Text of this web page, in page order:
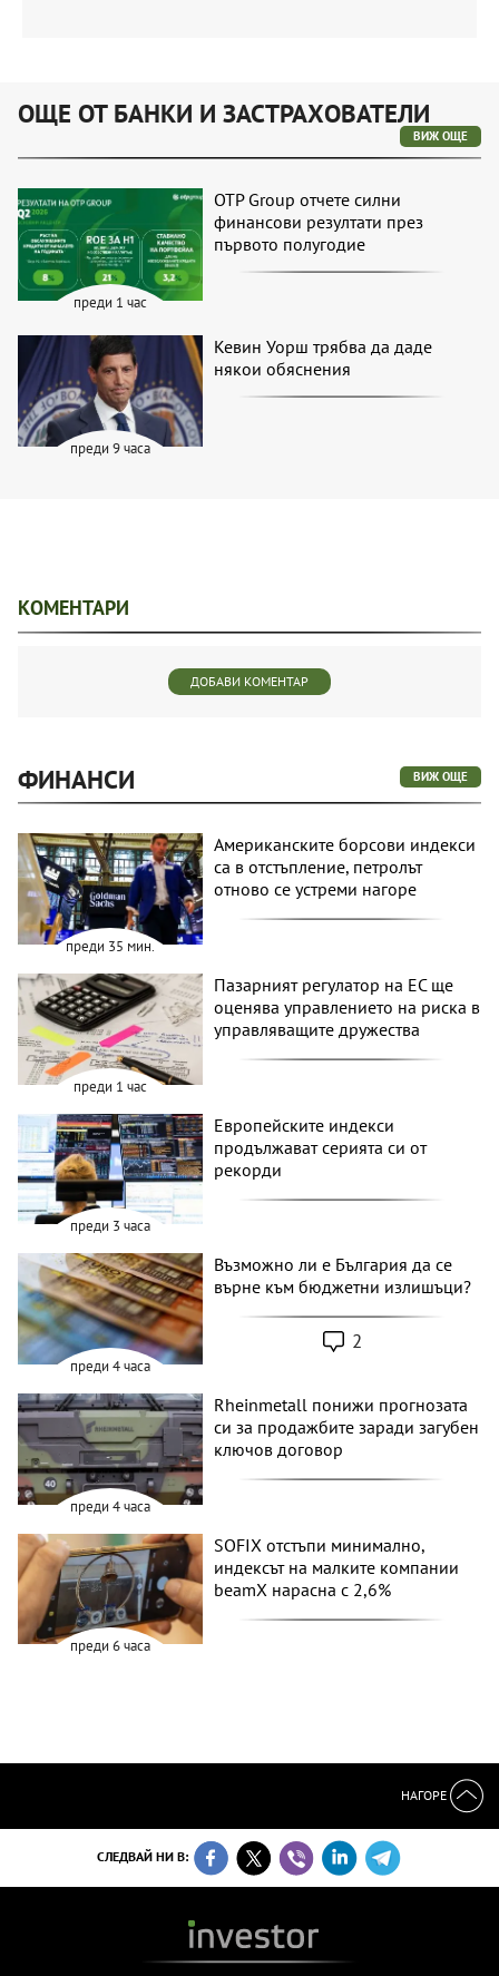
ОЩЕ ОТ БАНКИ И ЗАСТРАХОВАТЕЛИ
ВИЖ ОЩЕ
преди 1 час
OTP Group отчете силни
финансови резултати през
първото полугодие
преди 9 часа
Кевин Уорш трябва да даде
някои обяснения
КОМЕНТАРИ
ДОБАВИ КОМЕНТАР
ФИНАНСИ ВИЖ ОЩЕ
преди 35 мин.
Американските борсови индекси
са в отстъпление, петролът
отново се устреми нагоре
преди 1 час
Пазарният регулатор на ЕС ще
оценява управлението на риска в
управляващите дружества
преди 3 часа
Европейските индекси
продължават серията си от
рекорди
преди 4 часа
Възможно ли е България да се
върне към бюджетни излишъци?
2
преди 4 часа
Rheinmetall понижи прогнозата
си за продажбите заради загубен
ключов договор
преди 6 часа
SOFIX отстъпи минимално,
индексът на малките компании
beamX нарасна с 2,6%
НАГОРЕ
СЛЕДВАЙ НИ В: